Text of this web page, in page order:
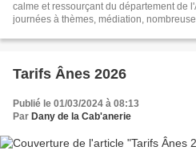
calme et ressourçant du département de
journées à thèmes, médiation,
Tarifs Ânes 2026
Publié le 01/03/2024 à 08:13
Par Dany de la Cab'anerie